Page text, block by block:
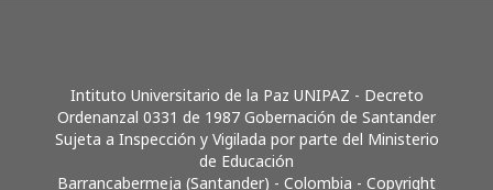
Intituto Universitario de la Paz UNIPAZ - Decreto
Ordenanzal 0331 de 1987 Gobernación de Santander
Sujeta a Inspección y Vigilada por parte del Ministerio
de Educación
Barrancabermeja (Santander) - Colombia - Copyright